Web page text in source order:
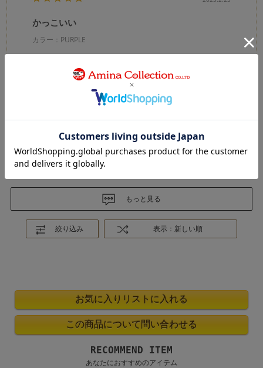
かっこいい
カラー：PURPLE
no name
参考になった 0 Like!
もっと見る
絞り込み 表示：新しい順
RECOMMEND ITEM
あなたにおすすめのアイテム